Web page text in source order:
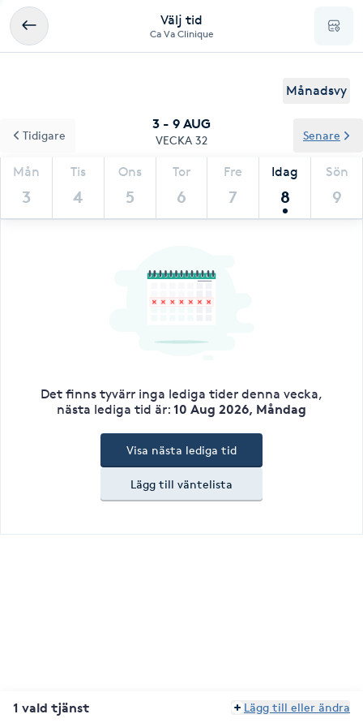
Välj tid
Ca Va Clinique
Månadsvy
3 - 9 AUG
VECKA 32
Mån
3
Tis
4
Ons
5
Tor
6
Fre
7
Idag
8
Sön
9
Tidigare Senare
Det finns tyvärr inga lediga tider denna vecka,
nästa lediga tid är: 10 Aug 2026, Måndag
Lägg till väntelista
Visa nästa lediga tid
1 vald tjänst Lägg till eller ändra